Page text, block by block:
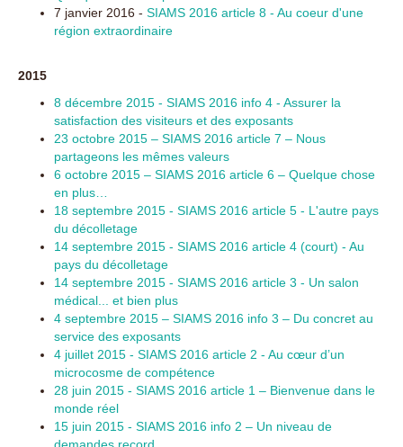
7 janvier 2016 - SIAMS 2016 article 8 - Au coeur d'une
région extraordinaire
2015
8 décembre 2015 - SIAMS 2016 info 4 - Assurer la
satisfaction des visiteurs et des exposants
23 octobre 2015 – SIAMS 2016 article 7 – Nous
partageons les mêmes valeurs
6 octobre 2015 – SIAMS 2016 article 6 – Quelque chose
en plus…
18 septembre 2015 - SIAMS 2016 article 5 - L'autre pays
du décolletage
14 septembre 2015 - SIAMS 2016 article 4 (court) - Au
pays du décolletage
14 septembre 2015 - SIAMS 2016 article 3 - Un salon
médical... et bien plus
4 septembre 2015 – SIAMS 2016 info 3 – Du concret au
service des exposants
4 juillet 2015 - SIAMS 2016 article 2 - Au cœur d’un
microcosme de compétence
28 juin 2015 - SIAMS 2016 article 1 – Bienvenue dans le
monde réel
15 juin 2015 - SIAMS 2016 info 2 – Un niveau de